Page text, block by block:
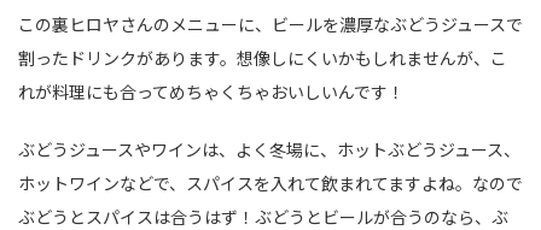
この裏ヒロヤさんのメニューに、ビールを濃厚なぶどうジュースで
割ったドリンクがあります。想像しにくいかもしれませんが、こ
れが料理にも合ってめちゃくちゃおいしいんです！
ぶどうジュースやワインは、よく冬場に、ホットぶどうジュース、
ホットワインなどで、スパイスを入れて飲まれてますよね。なので
ぶどうとスパイスは合うはず！ぶどうとビールが合うのなら、ぶ